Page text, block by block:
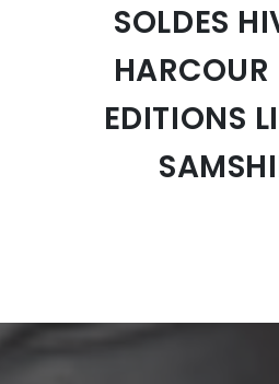
SOLDES
HARCOUR
EDITIONS